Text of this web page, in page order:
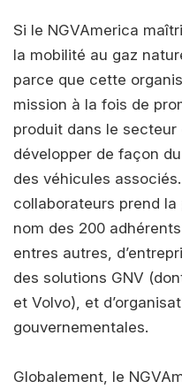
Si le NGVAmerica
la mobilité au gaz
parce que cette
mission à la fois de
produit dans le
développer de façon
des véhicules
collaborateurs prend
nom des 200
entres autres,
des solutions GNV
et Volvo), et
gouvernementales.
Globalement, le